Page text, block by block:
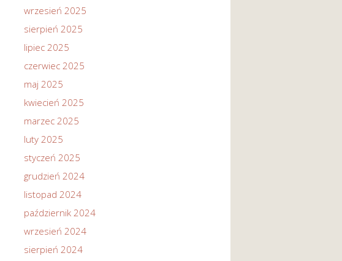
wrzesień 2025
sierpień 2025
lipiec 2025
czerwiec 2025
maj 2025
kwiecień 2025
marzec 2025
luty 2025
styczeń 2025
grudzień 2024
listopad 2024
październik 2024
wrzesień 2024
sierpień 2024